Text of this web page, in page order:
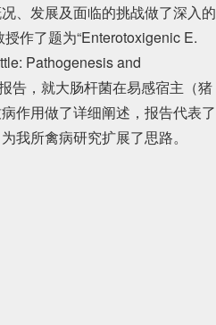
、发展及面临的挑战做了深入的
授作了题为“Enterotoxigenic E.
Pathogenesis and
告，就大肠杆菌在易感宿主（猪
作用做了详细阐述，报告代表了
我所禽病研究扩展了思路。